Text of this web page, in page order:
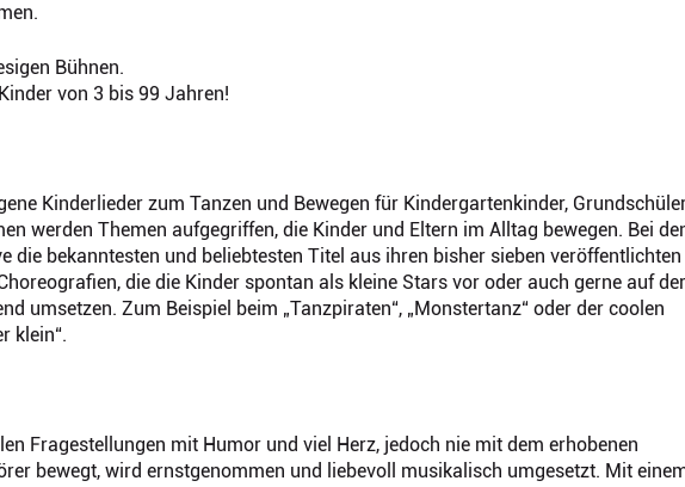
Bühnen.
von 3 bis 99 Jahren!
Kinderlieder zum Tanzen und Bewegen für Kindergartenkinder,
werden Themen aufgegriffen, die Kinder und Eltern im Alltag bewegen. Bei
die bekanntesten und beliebtesten Titel aus ihren bisher sieben veröffentlichten
die die Kinder spontan als kleine Stars vor oder auch gerne auf der
umsetzen. Zum Beispiel beim „Tanzpiraten“, „Monstertanz“ oder der coolen
klein“.
Fragestellungen mit Humor und viel Herz, jedoch nie mit dem erhobenen
bewegt, wird ernstgenommen und liebevoll musikalisch umgesetzt. Mit